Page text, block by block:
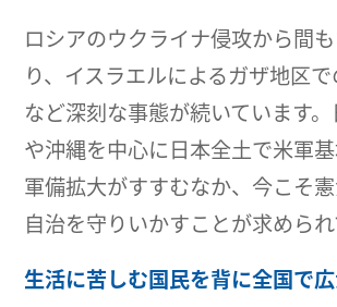
ロシアのウクライナ侵攻から間
り、イスラエルによるガザ地区
など深刻な事態が続いています
や沖縄を中心に日本全土で米軍
軍備拡大がすすむなか、今こそ
自治を守りいかすことが求められ
生活に苦しむ国民を背に全国で